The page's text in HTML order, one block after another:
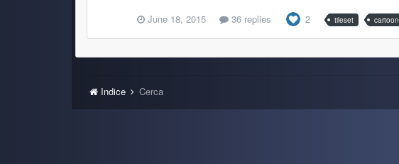
June 18, 2015
36 replies 2 tileset cartoon
Indice Cerca